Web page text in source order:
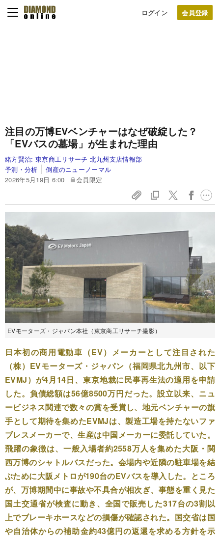
ログイン
注目の万博EVベンチャーはなぜ破綻した？
「EVバスの墓場」が生まれた理由
緒方賢治: 東京商工リサーチ 北九州支店情報部
予測・分析
倒産のニューノーマル
2026年5月19日 6:00
会員限定
EVモーターズ・ジャパン本社（東京商工リサーチ撮影）
日本初の商用電動車（EV）メーカーとして注目された
（株）EVモーターズ・ジャパン（福岡県北九州市、以下
EVMJ）が4月14日、東京地裁に民事再生法の適用を申請
した。負債総額は56億8500万円だった。設立以来、ニュ
ービジネス関連で数々の賞を受賞し、地元ベンチャーの旗
手として期待を集めたEVMJは、製造工場を持たないファ
ブレスメーカーで、生産は中国メーカーに委託していた。
飛躍の象徴は、一般入場者約2558万人を集めた大阪・関
西万博のシャトルバスだった。会場内や近隣の駐車場を結
ぶために大阪メトロが190台のEVバスを導入した。ところ
が、万博期間中に事故や不具合が相次ぎ、事態を重く見た
国土交通省が検査に動き、全国で販売した317台の3割以
上でブレーキホースなどの損傷が確認された。国交省は国
や自治体からの補助金約43億円の返還を求める方針を示